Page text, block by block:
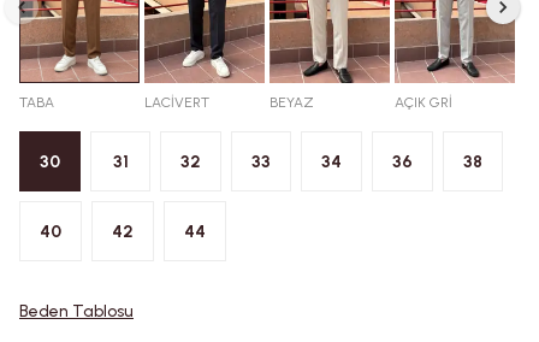
TABA LACİVERT BEYAZ AÇIK GRİ
30 31 32 33 34 36 38
40 42 44
Beden Tablosu